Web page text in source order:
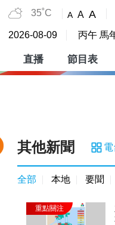
35˚C A A A
2026-08-09 丙午 馬
直播 節目表
其他新聞 電
全部 本地 要聞